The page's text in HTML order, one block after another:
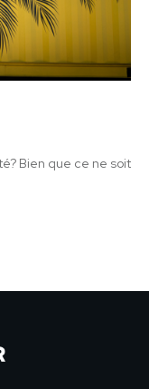
Bien que ce ne soit